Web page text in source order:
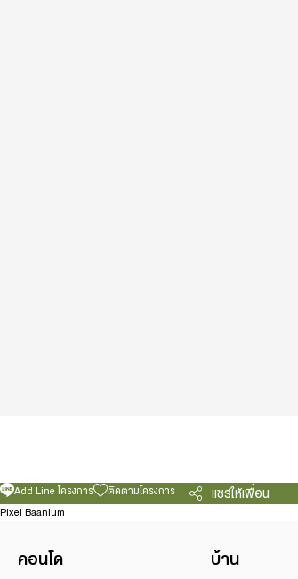
Add Line โครงการ ติดตามโครงการ แชร์ให้เพื่อน
Pixel Baanlum
คอนโด บ้าน